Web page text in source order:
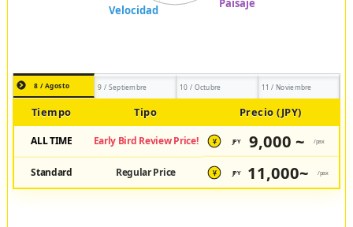
8 / Agosto 9 / Septiembre 10 / Octubre 11 / Noviembre
Tiempo Tipo Precio (JPY)
ALL TIME Early Bird Review Price! ¥ JPY 9,000 ~ /pax
Standard Regular Price ¥ JPY 11,000~ /pax